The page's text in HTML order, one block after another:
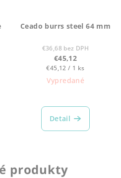
Ceado burrs steel 64 mm
€36,68 bez DPH
€45,12
Jednotková
cena:
€45,12 / 1 ks
Vypredané
Detail
produkty